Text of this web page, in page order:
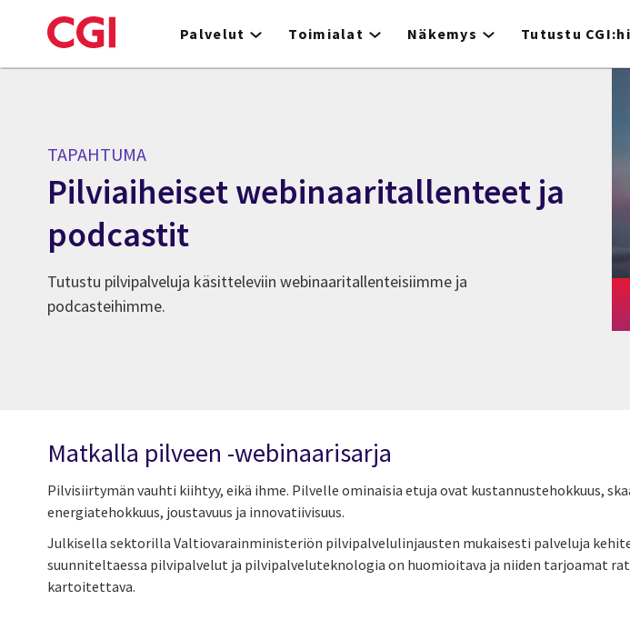
to
Palvelut Toimialat Näkemys Tutustu
TAPAHTUMA
Pilviaiheiset webinaaritallenteet ja
podcastit
Tutustu pilvipalveluja käsitteleviin webinaaritallenteisiimme ja
podcasteihimme.
Matkalla pilveen -webinaarisarja
Pilvisiirtymän vauhti kiihtyy, eikä ihme. Pilvelle ominaisia etuja ovat kustannustehokkuus,
energiatehokkuus, joustavuus ja innovatiivisuus.
Julkisella sektorilla Valtiovarainministeriön pilvipalvelulinjausten mukaisesti palveluja
suunniteltaessa pilvipalvelut ja pilvipalveluteknologia on huomioitava ja niiden tarjoamat
kartoitettava.